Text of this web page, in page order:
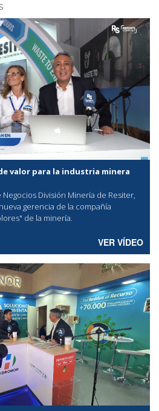
valor para la industria minera
Negocios División Minería de Resiter,
gerencia de la compañía
de la minería.
VER VÍDEO